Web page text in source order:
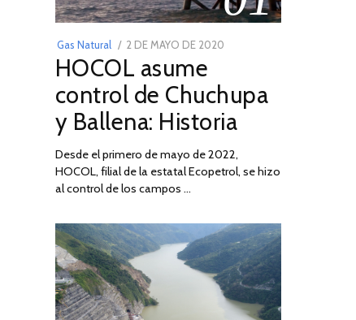
Gas Natural
POSTED
ON
2 DE MAYO DE 2020
DE
2026
HOCOL asume
control de Chuchupa
y Ballena: Historia
Desde el primero de mayo de 2022,
HOCOL, filial de la estatal Ecopetrol, se hizo
al control de los campos …